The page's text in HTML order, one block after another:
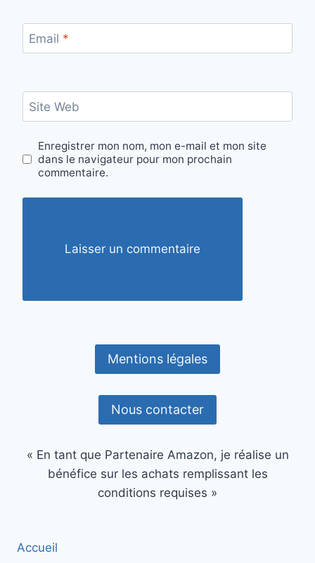
Email *
Site Web
Enregistrer mon nom, mon e-mail et mon site
dans le navigateur pour mon prochain
commentaire.
Mentions légales
Nous contacter
« En tant que Partenaire Amazon, je réalise un
bénéfice sur les achats remplissant les
conditions requises »
Accueil